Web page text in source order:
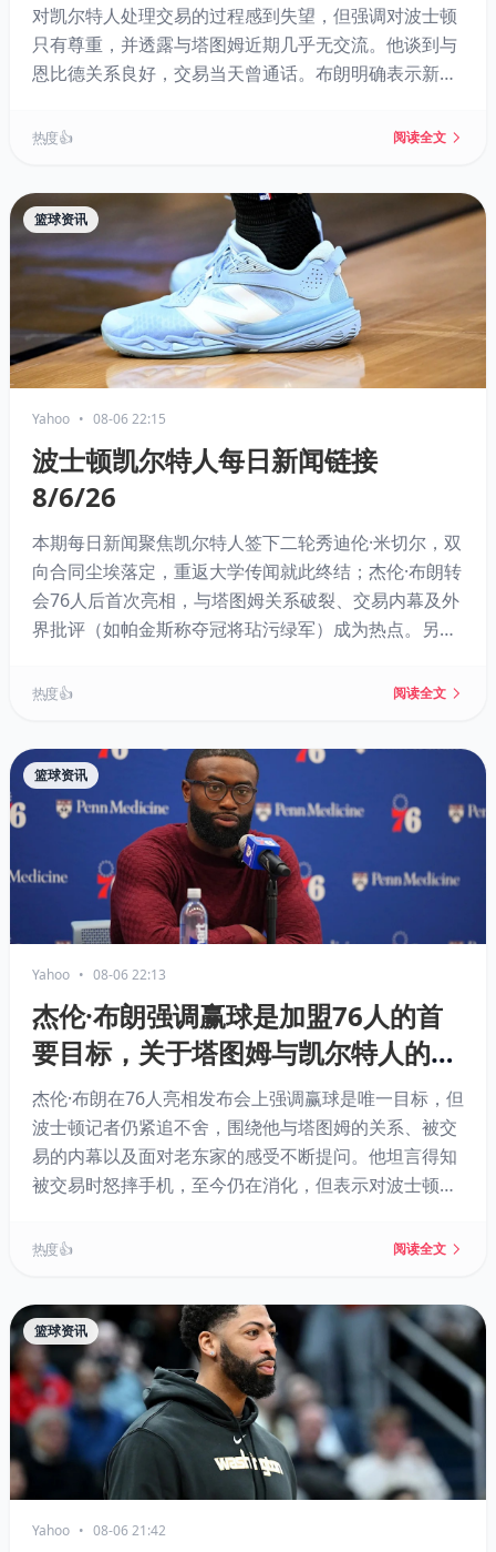
对凯尔特人处理交易的过程感到失望，但强调对波士顿
只有尊重，并透露与塔图姆近期几乎无交流。他谈到与
恩比德关系良好，交易当天曾通话。布朗明确表示新球
姆斯学习，并重申唯一目标是争夺总冠军。
热度 👍 阅读全文
篮球资讯
Yahoo • 08-06 22:15
波士顿凯尔特人每日新闻链接
8/6/26
本期每日新闻聚焦凯尔特人签下二轮秀迪伦·米切尔，双
向合同尘埃落定，重返大学传闻就此终结；杰伦·布朗转
会76人后首次亮相，与塔图姆关系破裂、交易内幕及外
界批评（如帕金斯称夺冠将玷污绿军）成为热点。另有
等消息，以及NBA 2K27相关话题。
热度 👍 阅读全文
篮球资讯
Yahoo • 08-06 22:13
杰伦·布朗强调赢球是加盟76人的首
要目标，关于塔图姆与凯尔特人的追
问随他来到费城
杰伦·布朗在76人亮相发布会上强调赢球是唯一目标，但
波士顿记者仍紧追不舍，围绕他与塔图姆的关系、被交
易的内幕以及面对老东家的感受不断提问。他坦言得知
被交易时怒摔手机，至今仍在消化，但表示对波士顿城
斯联手，目标直指总冠军。
热度 👍 阅读全文
篮球资讯
Yahoo • 08-06 21:42